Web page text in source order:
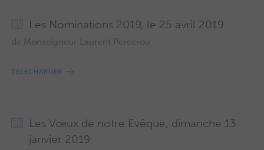
Les Nominations 2019, le 25 avril 2019
de Monseigneur Laurent Percerou
TÉLÉCHARGER
Les Vœux de notre Evêque, dimanche 13
janvier 2019